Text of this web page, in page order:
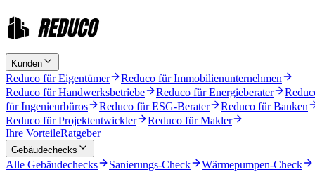
Kunden
Reduco für Eigentümer
Reduco für Immobilienunternehmen
Reduco für Handwerksbetriebe
Reduco für Energieberater
für Ingenieurbüros
Reduco für ESG-Berater
Reduco für Banken
Reduco für Projektentwickler
Reduco für Makler
Ihre VorteileRatgeber
Gebäudechecks
Alle Gebäudechecks Sanierungs-Check
Wärmepumpen-Check